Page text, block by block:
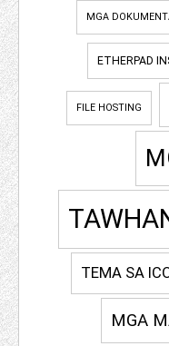
MGA
ETHERPAD
FILE HOSTING
TEMA SA
MGA